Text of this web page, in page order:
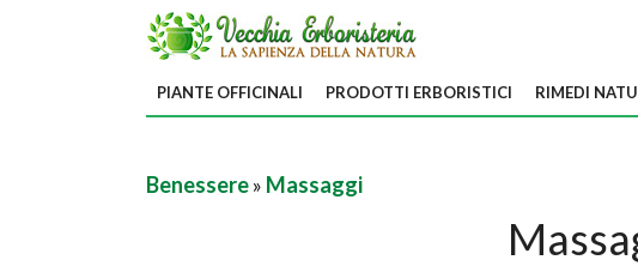
PIANTE OFFICINALI PRODOTTI ERBORISTICI RIMEDI
Benessere» Massaggi